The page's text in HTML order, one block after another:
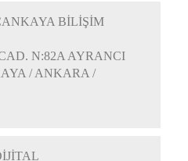
BİLİŞİM
N:82A AYRANCI
/ ANKARA /